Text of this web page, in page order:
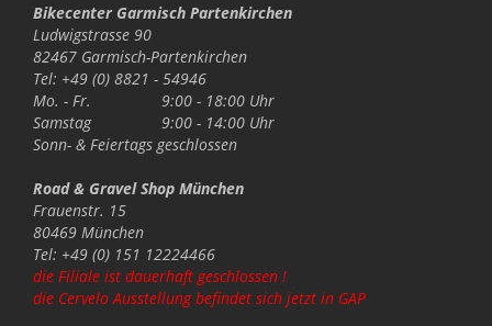
Bikecenter Garmisch Partenkirchen
Ludwigstrasse 90
82467 Garmisch-Partenkirchen
Tel: +49 (0) 8821 - 54946
Mo. - Fr.
9:00 - 18:00 Uhr
Samstag
9:00 - 14:00 Uhr
Sonn- & Feiertags geschlossen
Road & Gravel Shop München
Frauenstr. 15
80469 München
Tel: +49 (0) 151 12224466
die Filiale ist dauerhaft geschlossen !
die Cervelo Ausstellung befindet sich jetzt in GAP